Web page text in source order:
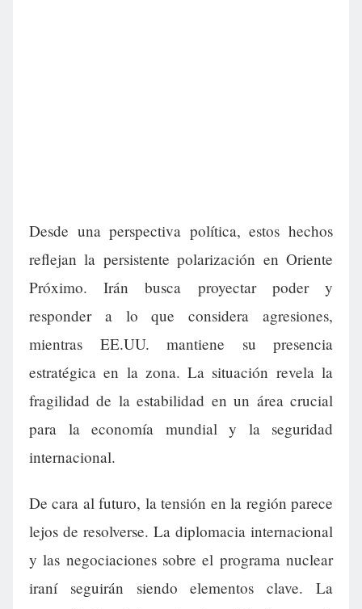
Desde una perspectiva política, estos hechos
reflejan la persistente polarización en Oriente
Próximo. Irán busca proyectar poder y
responder a lo que considera agresiones,
mientras EE.UU. mantiene su presencia
estratégica en la zona. La situación revela la
fragilidad de la estabilidad en un área crucial
para la economía mundial y la seguridad
internacional.
De cara al futuro, la tensión en la región parece
lejos de resolverse. La diplomacia internacional
y las negociaciones sobre el programa nuclear
iraní seguirán siendo elementos clave. La